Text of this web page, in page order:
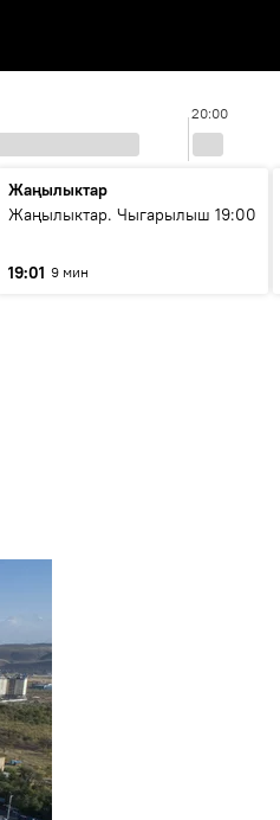
20:00
Жаңылыктар
Жаңылыктар. Чыгарылыш 19:00
19:01 9 мин